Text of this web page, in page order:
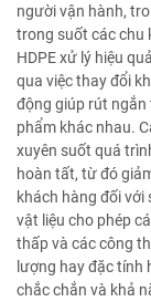
người vận hành,
trong suốt các chu
HDPE xử lý hiệu
qua việc thay đổi
động giúp rút ngắn
phẩm khác nhau.
xuyên suốt quá
hoàn tất, từ đó
khách hàng đối với
vật liệu cho phép
thấp và các công
lượng hay đặc tính
chắc chắn và khả